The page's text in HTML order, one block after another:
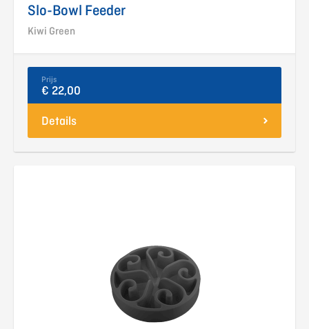
Slo-Bowl Feeder
Kiwi Green
Prijs
€ 22,00
Details